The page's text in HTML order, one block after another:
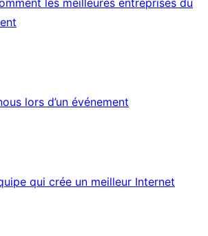
lors d’un événement
qui crée un meilleur Internet